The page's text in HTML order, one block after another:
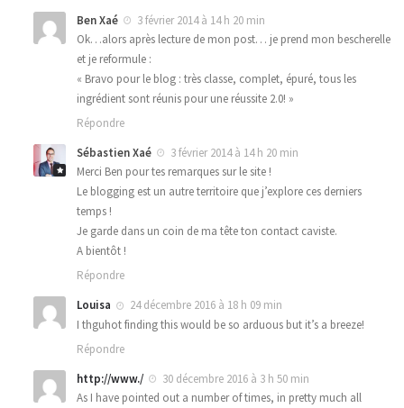
Ben Xaé
3 février 2014 à 14 h 20 min
Ok…alors après lecture de mon post… je prend mon bescherelle
et je reformule :
« Bravo pour le blog : très classe, complet, épuré, tous les
ingrédient sont réunis pour une réussite 2.0! »
Répondre
Sébastien Xaé
3 février 2014 à 14 h 20 min
Merci Ben pour tes remarques sur le site !
Le blogging est un autre territoire que j’explore ces derniers
temps !
Je garde dans un coin de ma tête ton contact caviste.
A bientôt !
Répondre
Louisa
24 décembre 2016 à 18 h 09 min
I thguhot finding this would be so arduous but it’s a breeze!
Répondre
http://www./
30 décembre 2016 à 3 h 50 min
As I have pointed out a number of times, in pretty much all